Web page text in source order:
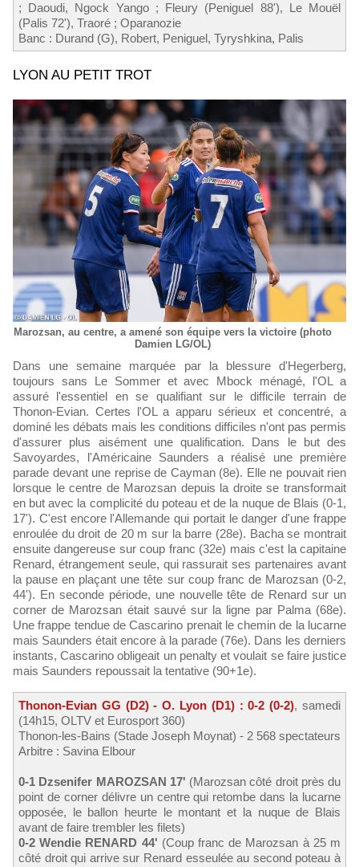
; Daoudi, Ngock Yango ; Fleury (Peniguel 88'), Le Mouël
(Palis 72'), Traoré ; Oparanozie
Banc : Durand (G), Robert, Peniguel, Tyryshkina, Palis
LYON AU PETIT TROT
Marozsan, au centre, a amené son équipe vers la victoire (photo
Damien LG/OL)
Dans une semaine marquée par la blessure d'Hegerberg,
toujours sans Le Sommer et avec Mbock ménagé, l'OL a
assuré l'essentiel en se qualifiant sur le difficile terrain de
Thonon-Evian. Certes l'OL a apparu sérieux et concentré, a
dominé les débats mais les conditions difficiles n'ont pas permis
d'assurer plus aisément une qualification. Dans le but des
Savoyardes, l'Américaine Saunders a réalisé une première
parade devant une reprise de Cayman (8e). Elle ne pouvait rien
lorsque le centre de Marozsan depuis la droite se transformait
en but avec la complicité du poteau et de la nuque de Blais (0-1,
17'). C'est encore l'Allemande qui portait le danger d'une frappe
enroulée du droit de 20 m sur la barre (28e). Bacha se montrait
ensuite dangereuse sur coup franc (32e) mais c'est la capitaine
Renard, étrangement seule, qui rassurait ses partenaires avant
la pause en plaçant une tête sur coup franc de Marozsan (0-2,
44'). En seconde période, une nouvelle tête de Renard sur un
corner de Marozsan était sauvé sur la ligne par Palma (68e).
Une frappe tendue de Cascarino prenait le chemin de la lucarne
mais Saunders était encore à la parade (76e). Dans les derniers
instants, Cascarino obligeait un penalty et voulait se faire justice
mais Saunders repoussait la tentative (90+1e).
Thonon-Evian GG (D2) - O. Lyon (D1) : 0-2 (0-2), samedi
(14h15, OLTV et Eurosport 360)
Thonon-les-Bains (Stade Joseph Moynat) - 2 568 spectateurs
Arbitre : Savina Elbour
0-1 Dzsenifer MAROZSAN 17' (Marozsan côté droit près du
point de corner délivre un centre qui retombe dans la lucarne
opposée, le ballon heurte le montant et la nuque de Blais
avant de faire trembler les filets)
0-2 Wendie RENARD 44' (Coup franc de Marozsan à 25 m
côté droit qui arrive sur Renard esseulée au second poteau à